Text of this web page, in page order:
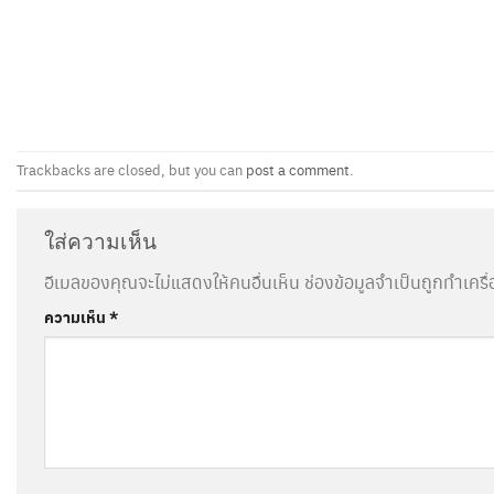
Trackbacks are closed, but you can post a comment.
ใส่ความเห็น
อีเมลของคุณจะไม่แสดงให้คนอื่นเห็น ช่องข้อมูลจำเป็นถูกทำเค
ความเห็น*